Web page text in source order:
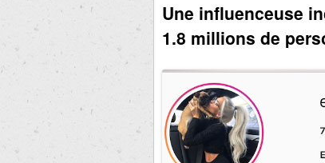
Une influenceuse
1.8 millions de